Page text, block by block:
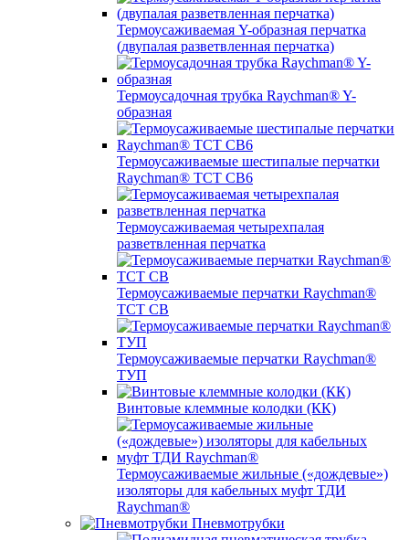
Термоусаживаемая Y-образная перчатка
(двупалая разветвленная перчатка)
Термоусадочная трубка Raychman® Y-
образная
Термоусаживаемые шестипалые перчатки
Raychman® ТСТ СВ6
Термоусаживаемая четырехпалая
разветвленная перчатка
Термоусаживаемые перчатки Raychman®
TCT CB
Термоусаживаемые перчатки Raychman®
ТУП
Винтовые клеммные колодки (КК)
Термоусаживаемые жильные («дождевые»)
изоляторы для кабельных муфт ТДИ
Raychman®
Пневмотрубки